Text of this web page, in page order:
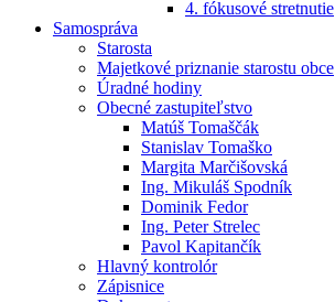
4. fókusové stretnutie
Samospráva
Starosta
Majetkové priznanie starostu obce
Úradné hodiny
Obecné zastupiteľstvo
Matúš Tomaščák
Stanislav Tomaško
Margita Marčišovská
Ing. Mikuláš Spodník
Dominik Fedor
Ing. Peter Strelec
Pavol Kapitančík
Hlavný kontrolór
Zápisnice